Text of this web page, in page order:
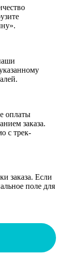
оплаты
заказа.
с трек-
заказа. Если
поле для